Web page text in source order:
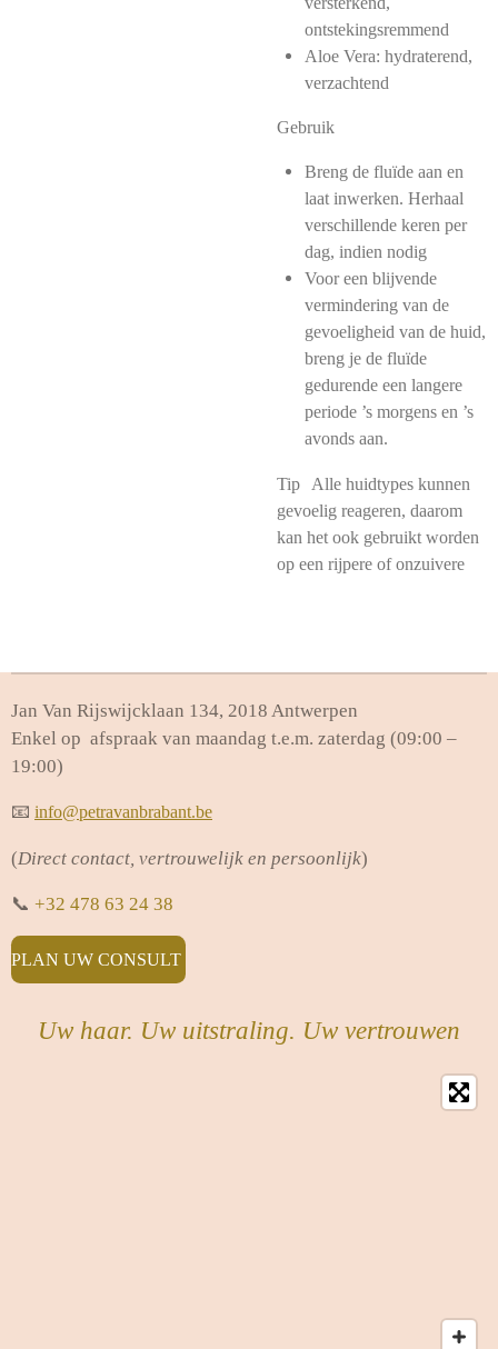
ontstekingsremmend
Aloe Vera: hydraterend,
verzachtend
Gebruik
Breng de fluïde aan en
laat inwerken. Herhaal
verschillende keren per
dag, indien nodig
Voor een blijvende
vermindering van de
gevoeligheid van de huid,
breng je de fluïde
gedurende een langere
periode ’s morgens en ’s
avonds aan.
Tip Alle huidtypes kunnen
gevoelig reageren, daarom
kan het ook gebruikt worden
op een rijpere of onzuivere
Jan Van Rijswijcklaan 134, 2018 Antwerpen
Enkel op afspraak van maandag t.e.m. zaterdag (09:00 –
19:00)
📧 info@petravanbrabant.be
(Direct contact, vertrouwelijk en persoonlijk)
📞 +32 478 63 24 38
PLAN UW CONSULT
Uw haar. Uw uitstraling. Uw vertrouwen